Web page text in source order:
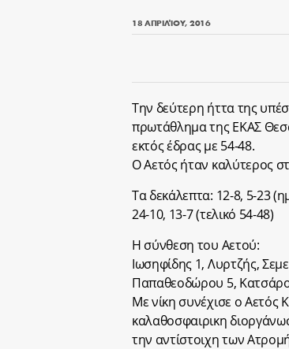
18 ΑΠΡΙΛΊΟΥ, 2016
Την δεύτερη ήττα της
πρωτάθλημα της ΕΚΑΣ
εκτός έδρας με 54-48.
Ο Αετός ήταν καλύτερος
Τα δεκάλεπτα: 12-8, 5-23
24-10, 13-7 (τελικό 54-48)
Η σύνθεση του Αετού:
Ιωσηφίδης 1, Λυρτζής,
Παπαθεοδώρου 5,
Με νίκη συνέχισε ο Αετός
καλαθοσφαιρικη
την αντίστοιχη των